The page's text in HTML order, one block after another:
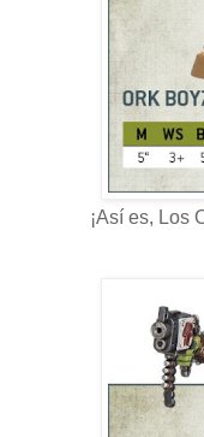
¡Así es, Los